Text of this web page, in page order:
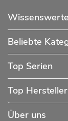
Beliebte
Top Serien
Top Hersteller
Über uns